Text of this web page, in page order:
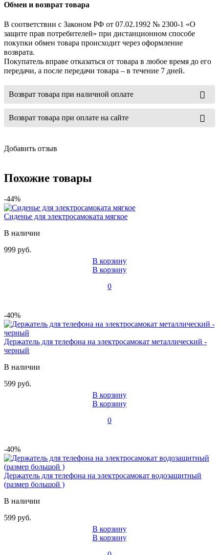
Обмен и возврат товара
В соответствии с Законом РФ от 07.02.1992 № 2300-1 «О
защите прав потребителей» при дистанционном способе
покупки обмен товара происходит через оформление
возврата.
Покупатель вправе отказаться от товара в любое время до его
передачи, а после передачи товара – в течение 7 дней.
Возврат товара при наличной оплате
Возврат товара при оплате на сайте
Добавить отзыв
Похожие товары
-44%
Сиденье для электросамоката мягкое
В наличии
999 руб.
В корзину
В корзину
0
-40%
Держатель для телефона на электросамокат металлический -
черный
В наличии
599 руб.
В корзину
В корзину
0
-40%
Держатель для телефона на электросамокат водозащитный
(размер большой )
В наличии
599 руб.
В корзину
В корзину